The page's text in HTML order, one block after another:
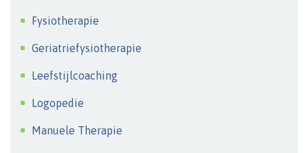
Fysiotherapie
Geriatriefysiotherapie
Leefstijlcoaching
Logopedie
Manuele Therapie